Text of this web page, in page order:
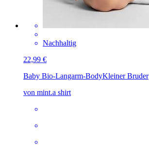
Nachhaltig
22,99 €
Baby Bio-Langarm-BodyKleiner Bruder
von mint.a shirt